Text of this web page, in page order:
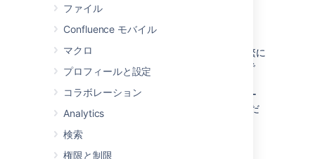
ファイル
Confluence モバイル
マクロ
プロフィールと設定
コラボレーション
Analytics
検索
権限と制限
ンクの設定
ショートカット リンクは Confluence から頻繁に
参照されるリソースに迅速にリンクする手段で
す。ショートカット リンクを作成する場合、
URL にキーを割り当てておくと、編集時にユー
ザーが完全な URL の代わりにキーを入力するだ
けですみます。